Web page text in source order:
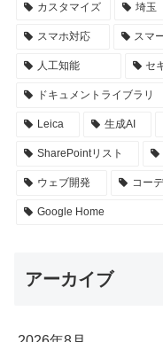
カスタマイズ 埼玉
スマホ対応 スマ
人工知能 セ
ドキュメントライブラリ
Leica 生成AI
SharePointリスト
ウェブ開発 コー
Google Home
アーカイブ